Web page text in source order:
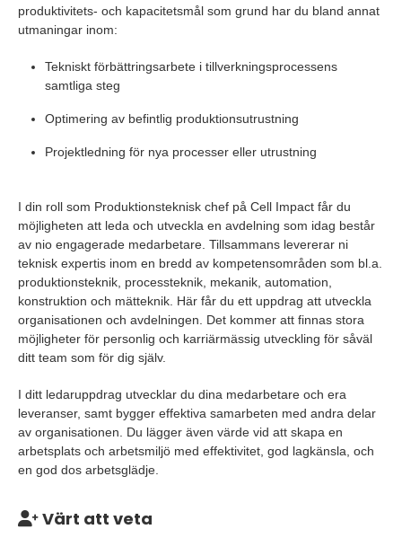
produktivitets- och kapacitetsmål som grund har du bland annat
utmaningar inom:
Tekniskt förbättringsarbete i tillverkningsprocessens
samtliga steg
Optimering av befintlig produktionsutrustning
Projektledning för nya processer eller utrustning
I din roll som Produktionsteknisk chef på Cell Impact får du
möjligheten att leda och utveckla en avdelning som idag består
av nio engagerade medarbetare. Tillsammans levererar ni
teknisk expertis inom en bredd av kompetensområden som bl.a.
produktionsteknik, processteknik, mekanik, automation,
konstruktion och mätteknik. Här får du ett uppdrag att utveckla
organisationen och avdelningen. Det kommer att finnas stora
möjligheter för personlig och karriärmässig utveckling för såväl
ditt team som för dig själv.
I ditt ledaruppdrag utvecklar du dina medarbetare och era
leveranser, samt bygger effektiva samarbeten med andra delar
av organisationen. Du lägger även värde vid att skapa en
arbetsplats och arbetsmiljö med effektivitet, god lagkänsla, och
en god dos arbetsglädje.
Värt att veta